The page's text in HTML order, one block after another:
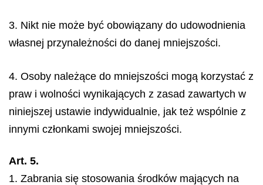
3. Nikt nie może być obowiązany do udowodnienia
własnej przynależności do danej mniejszości.
4. Osoby należące do mniejszości mogą korzystać z
praw i wolności wynikających z zasad zawartych w
niniejszej ustawie indywidualnie, jak też wspólnie z
innymi członkami swojej mniejszości.
Art. 5.
1. Zabrania się stosowania środków mających na